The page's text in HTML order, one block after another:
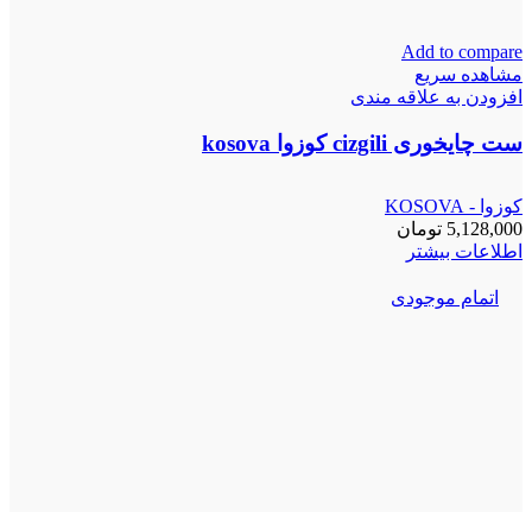
Add to compare
مشاهده سریع
افزودن به علاقه مندی
ست چایخوری cizgili کوزوا kosova
کوزوا - KOSOVA
5,128,000 تومان
اطلاعات بیشتر
اتمام موجودی